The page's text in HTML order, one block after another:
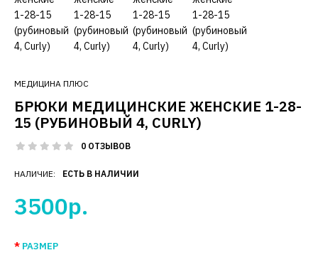
МЕДИЦИНА ПЛЮС
БРЮКИ МЕДИЦИНСКИЕ ЖЕНСКИЕ 1-28-
15 (РУБИНОВЫЙ 4, CURLY)
0 ОТЗЫВОВ
НАЛИЧИЕ: ЕСТЬ В НАЛИЧИИ
3500р.
РАЗМЕР